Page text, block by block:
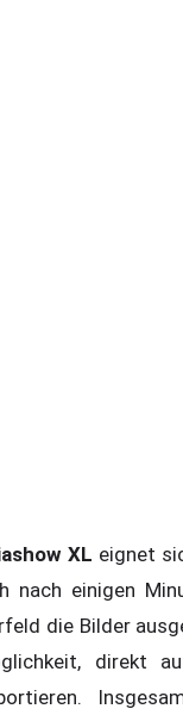
XL eignet
nach einigen
die Bilder
direkt